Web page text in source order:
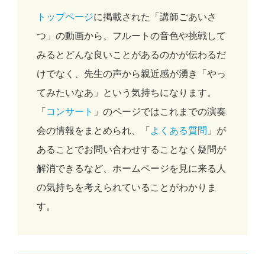
トップページに掲載された「講師ごあいさ
つ」の動画から、フルートの音色や挑戦して
みるとどんな良いことがあるのかが伝わるだ
けでなく、先生の声から親近感が湧き「やっ
てみたいなあ」という気持ちになります。
「 コンサート 」のページではこれまでの演奏
会の情報をまとめられ、「 よくある質問 」が
あることでお問い合わせすることなく疑問が
解消できるなど、ホームページを見に来る人
の気持ちを考えられていることがわかりま
す。